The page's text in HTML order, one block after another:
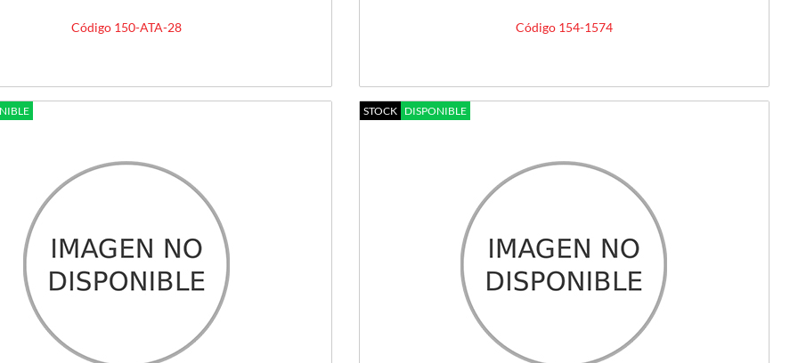
Código 150-ATA-28 Código 154-1574
STOCK DISPONIBLE